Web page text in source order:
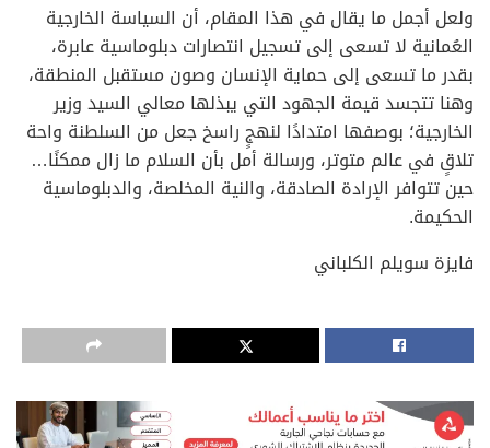
ولعل أجمل ما يقال في هذا المقام، أن السياسة الخارجية
العُمانية لا تسعى إلى تسجيل انتصارات دبلوماسية عابرة،
بقدر ما تسعى إلى حماية الإنسان وصون مستقبل المنطقة،
وهنا تتجسد قيمة الجهود التي يبذلها معالي السيد وزير
الخارجية؛ بوصفها امتدادًا لنهجٍ راسخ جعل من السلطنة واحة
تلاقٍ في عالم متوتر، ورسالة أمل بأن السلام ما زال ممكنًا…
حين تتوافر الإرادة الصادقة، والنية المخلصة، والدبلوماسية
الحكيمة.
فايزة سويلم الكلباني